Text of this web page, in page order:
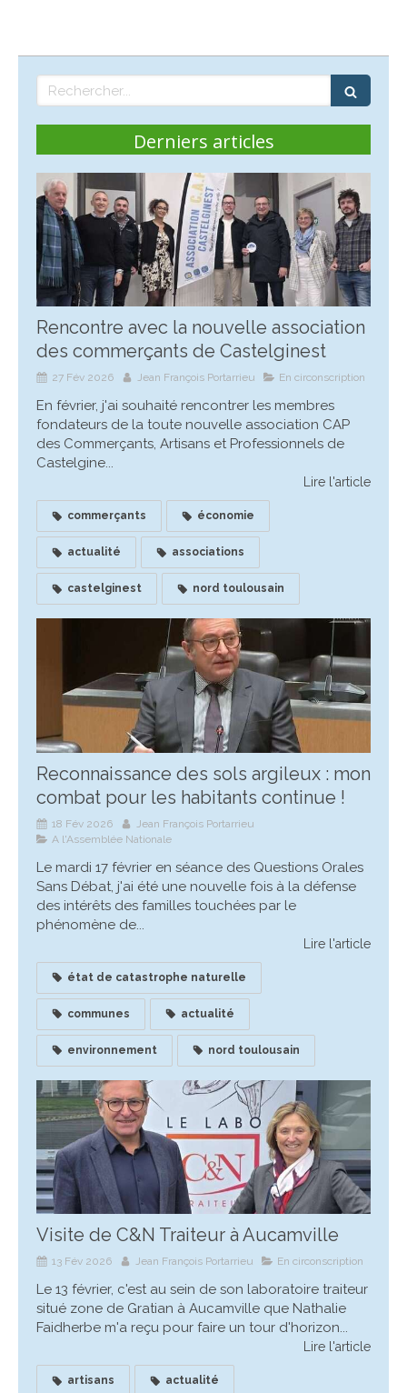
Rechercher
Derniers articles
Rencontre avec la nouvelle association
des commerçants de Castelginest
27 Fév 2026 Jean François Portarrieu En circonscription
En février, j'ai souhaité rencontrer les membres
fondateurs de la toute nouvelle association CAP
des Commerçants, Artisans et Professionnels de
Castelgine...
Lire l'article
commerçants économie
actualité associations
castelginest nord toulousain
Reconnaissance des sols argileux : mon
combat pour les habitants continue !
18 Fév 2026
Jean François Portarrieu
A l'Assemblée Nationale
Le mardi 17 février en séance des Questions Orales
Sans Débat, j'ai été une nouvelle fois à la défense
des intérêts des familles touchées par le
phénomène de...
Lire l'article
état de catastrophe naturelle
communes actualité
environnement nord toulousain
Visite de C&N Traiteur à Aucamville
13 Fév 2026 Jean François Portarrieu En circonscription
Le 13 février, c'est au sein de son laboratoire traiteur
situé zone de Gratian à Aucamville que Nathalie
Faidherbe m'a reçu pour faire un tour d'horizon...
Lire l'article
artisans actualité